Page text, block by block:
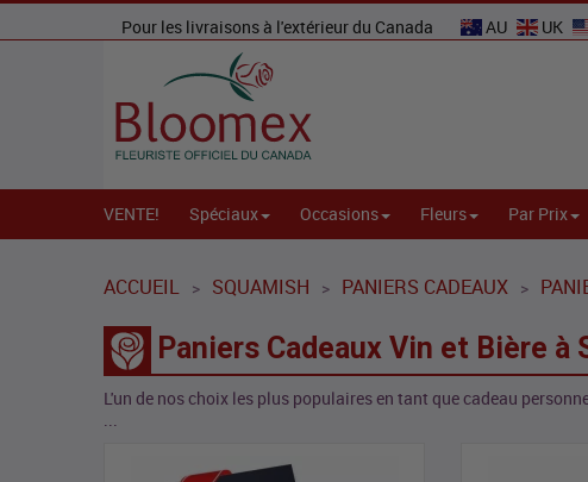
Pour les livraisons à l'extérieur du Canada AU UK
VENTE! Spéciaux Occasions Fleurs Par Prix
ACCUEIL > SQUAMISH > PANIERS CADEAUX >
Paniers Cadeaux Vin et Bière à
L'un de nos choix les plus populaires en tant que cadeau
...